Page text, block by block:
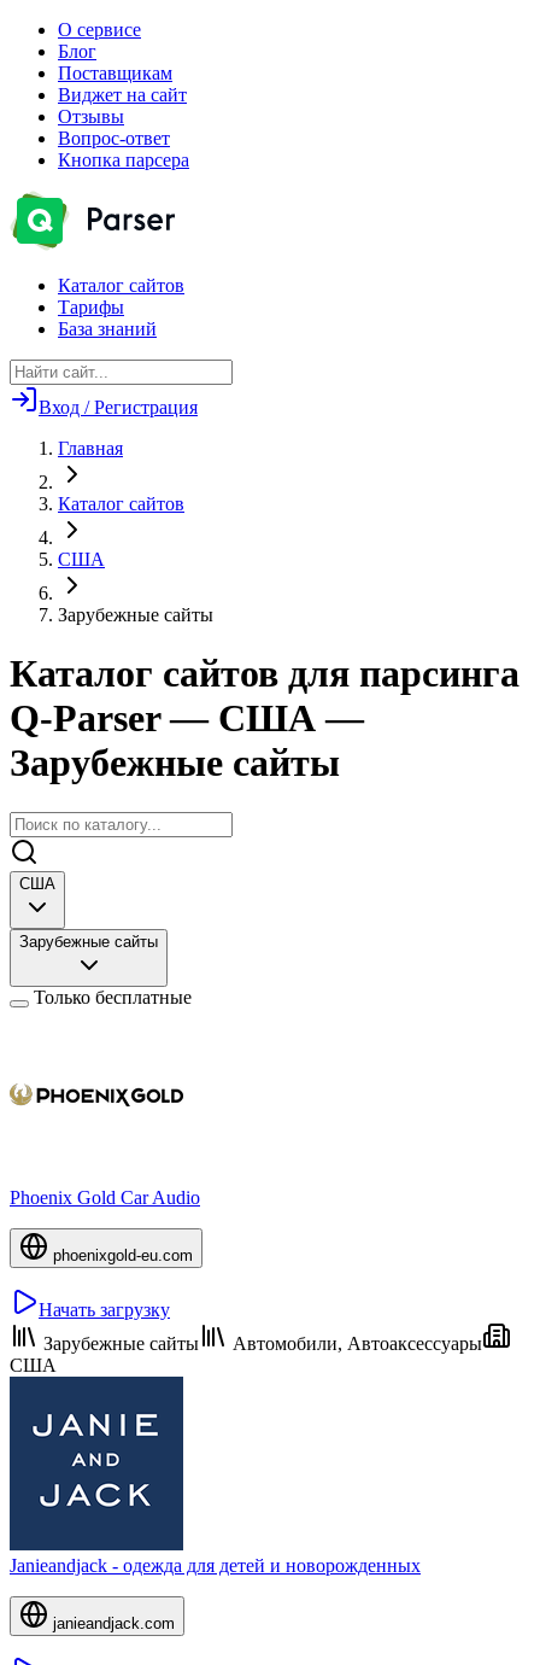
О сервисе
Блог
Поставщикам
Виджет на сайт
Отзывы
Вопрос-ответ
Кнопка парсера
Каталог сайтов
Тарифы
База знаний
Вход / Регистрация
Главная
Каталог сайтов
США
Зарубежные сайты
Каталог сайтов для парсинга
Q-Parser— США —
Зарубежные сайты
США
Зарубежные сайты
Только бесплатные
Phoenix Gold Car Audio
phoenixgold-eu.com
Начать загрузку
Зарубежные сайты
Автомобили, Автоаксессуары
США
Janieandjack - одежда для детей и новорожденных
janieandjack.com